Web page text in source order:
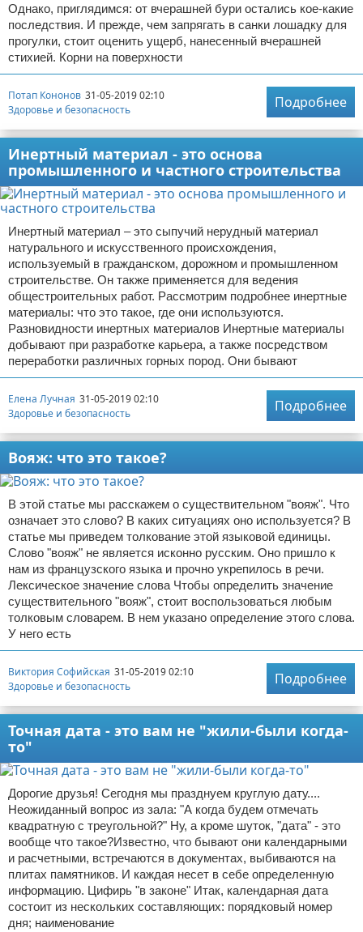
Однако, приглядимся: от вчерашней бури остались кое-какие
последствия. И прежде, чем запрягать в санки лошадку для
прогулки, стоит оценить ущерб, нанесенный вчерашней
стихией. Корни на поверхности
Потап Кононов 31-05-2019 02:10
Здоровье и безопасность
Подробнее
Инертный материал - это основа
промышленного и частного строительства
Инертный материал – это сыпучий нерудный материал
натурального и искусственного происхождения,
используемый в гражданском, дорожном и промышленном
строительстве. Он также применяется для ведения
общестроительных работ. Рассмотрим подробнее инертные
материалы: что это такое, где они используются.
Разновидности инертных материалов Инертные материалы
добывают при разработке карьера, а также посредством
переработки различных горных пород. Они бывают
Елена Лучная 31-05-2019 02:10
Здоровье и безопасность
Подробнее
Вояж: что это такое?
В этой статье мы расскажем о существительном "вояж". Что
означает это слово? В каких ситуациях оно используется? В
статье мы приведем толкование этой языковой единицы.
Слово "вояж" не является исконно русским. Оно пришло к
нам из французского языка и прочно укрепилось в речи.
Лексическое значение слова Чтобы определить значение
существительного "вояж", стоит воспользоваться любым
толковым словарем. В нем указано определение этого слова.
У него есть
Виктория Софийская 31-05-2019 02:10
Здоровье и безопасность
Подробнее
Точная дата - это вам не "жили-были когда-
то"
Дорогие друзья! Сегодня мы празднуем круглую дату....
Неожиданный вопрос из зала: "А когда будем отмечать
квадратную с треугольной?" Ну, а кроме шуток, "дата" - это
вообще что такое?Известно, что бывают они календарными
и расчетными, встречаются в документах, выбиваются на
плитах памятников. И каждая несет в себе определенную
информацию. Цифирь "в законе" Итак, календарная дата
состоит из нескольких составляющих: порядковый номер
дня; наименование